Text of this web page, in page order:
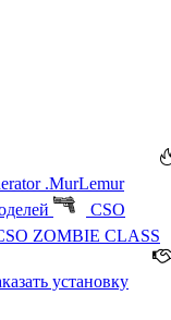
.MurLemur
CSO
ZOMBIE CLASS
установку